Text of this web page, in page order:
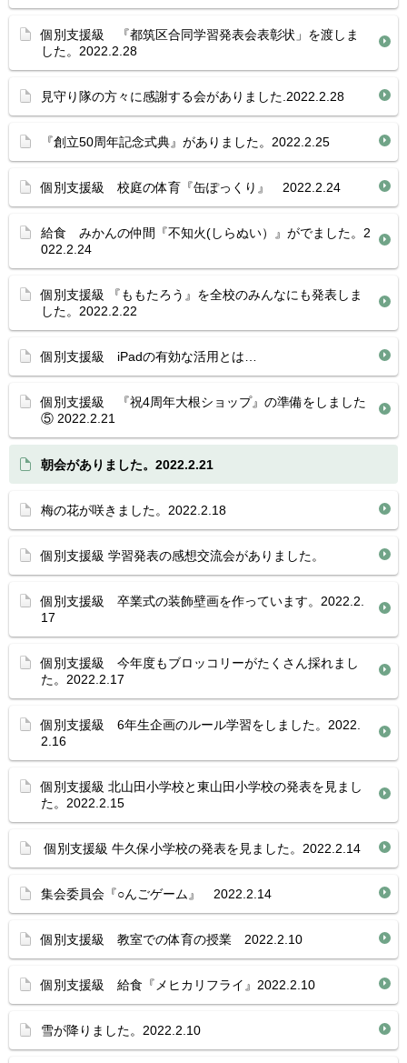
個別支援級 『都筑区合同学習発表会表彰状」を渡しま
した。2022.2.28
見守り隊の方々に感謝する会がありました.2022.2.28
『創立50周年記念式典』がありました。2022.2.25
個別支援級 校庭の体育『缶ぽっくり』 2022.2.24
給食 みかんの仲間『不知火(しらぬい）』がでました。2
022.2.24
個別支援級 『ももたろう』を全校のみんなにも発表しま
した。2022.2.22
個別支援級 iPadの有効な活用とは…
個別支援級 『祝4周年大根ショップ』の準備をしました
⑤ 2022.2.21
朝会がありました。2022.2.21
梅の花が咲きました。2022.2.18
個別支援級 学習発表の感想交流会がありました。
個別支援級 卒業式の装飾壁画を作っています。2022.2.
17
個別支援級 今年度もブロッコリーがたくさん採れまし
た。2022.2.17
個別支援級 6年生企画のルール学習をしました。2022.
2.16
個別支援級 北山田小学校と東山田小学校の発表を見まし
た。2022.2.15
個別支援級 牛久保小学校の発表を見ました。2022.2.14
集会委員会『○んごゲーム』 2022.2.14
個別支援級 教室での体育の授業 2022.2.10
個別支援級 給食『メヒカリフライ』2022.2.10
雪が降りました。2022.2.10